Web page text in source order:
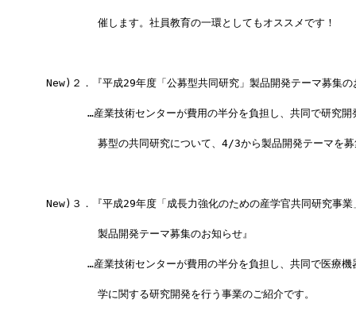
催します。社員教育の一環としてもオススメです！
New)２．『平成29年度「公募型共同研究」製品開発テーマ募集の
…産業技術センターが費用の半分を負担し、共同で研究開
募型の共同研究について、4/3から製品開発テーマを募
New)３．『平成29年度「成長力強化のための産学官共同研究事業
製品開発テーマ募集のお知らせ』
…産業技術センターが費用の半分を負担し、共同で医療機
学に関する研究開発を行う事業のご紹介です。